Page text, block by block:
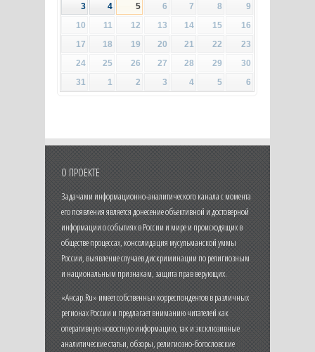
3
4 5 6 7 8
9
10
11 12 13 14 15
16
17
18 19 20 21 22
23
24
25 26 27 28 29
30
31
1 2 3 4 5 6
О ПРОЕКТЕ
Задачами информационно-аналитического канала с момента
его появления является донесение объективной и достоверной
информации о событиях в России и мире и происходящих в
обществе процессах, консолидация мусульманской уммы
России, выявление случаев дискриминации по религиозным
и национальным признакам, защита прав верующих.
«Ансар.Ru» имеет собственных корреспондентов в различных
регионах России и предлагает вниманию читателей как
оперативную новостную информацию, так и эксклюзивные
аналитические статьи, обзоры, религиозно-богословские